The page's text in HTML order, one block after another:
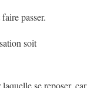
passer.
soit
se reposer, car